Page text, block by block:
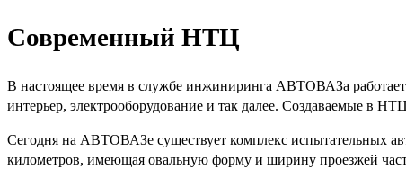
Современный НТЦ
В настоящее время в службе инжиниринга АВТОВАЗа работает
интерьер, электрооборудование и так далее. Создаваемые в
Сегодня на АВТОВАЗе существует комплекс испытательных
километров, имеющая овальную форму и ширину проезжей